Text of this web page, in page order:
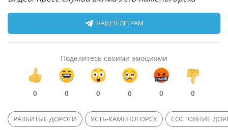
НАШ ТЕЛЕГРАМ
Поделитесь своими эмоциями
0 0 0 0 0 0
РАЗБИТЫЕ ДОРОГИ УСТЬ-КАМЕНОГОРСК СОСТОЯНИЕ